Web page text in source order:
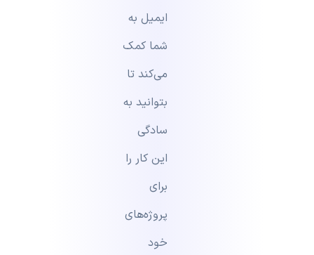
ایمیل به
شما کمک
می‌کند تا
بتوانید به
سادگی
این کار را
برای
پروژه‌های
خود